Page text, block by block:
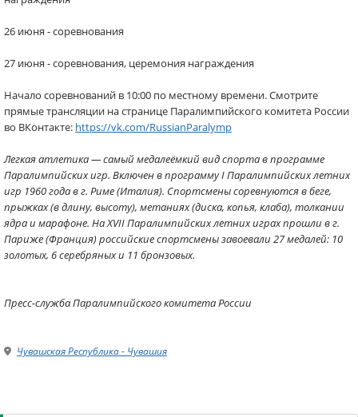
26 июня - соревнования
27 июня - соревнования, церемония награждения
Начало соревнований в 10:00 по местному времени. Смотрите
прямые трансляции на странице Паралимпийского комитета России
во ВКонтакте: https://vk.com/RussianParalymp
Легкая атлетика — самый медалеёмкий вид спорта в программе
Паралимпийских игр. Включен в программу I Паралимпийских летних
игр 1960 года в г. Риме (Италия). Спортсмены соревнуются в беге,
прыжках (в длину, высоту), метаниях (диска, копья, клаба), толкании
ядра и марафоне. На XVII Паралимпийских летних играх прошли в г.
Париже (Франция) российские спортсмены завоевали 27 медалей: 10
золотых, 6 серебряных и 11 бронзовых.
Пресс-служба Паралимпийского комитета России
Чувашская Республика - Чувашия